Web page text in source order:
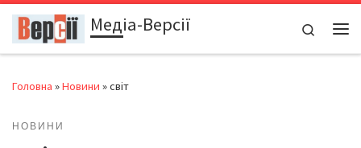
Перейти до вмістуМедіа-Версії
Search
Головна »Новини »світ
НОВИНИ